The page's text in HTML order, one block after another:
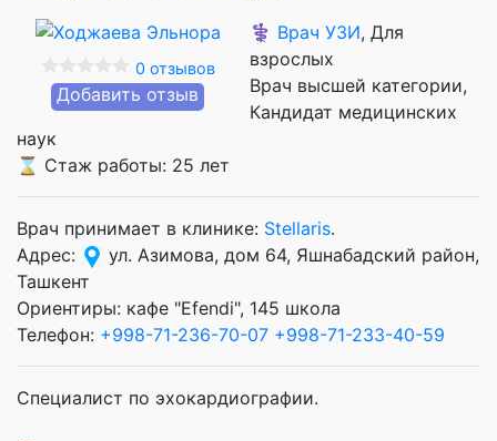
0 отзывов
Добавить отзыв
⚕️ Врач УЗИ, Для
взрослых
Врач высшей категории
Кандидат медицинских
наук
⌛ Стаж работы: 25 лет
Врач принимает в клинике: Stellaris.
Адрес:
ул. Азимова, дом 64, Яшнабадский район,
Ташкент
Ориентиры: кафе "Efendi", 145 школа
Телефон: +998-71-236-70-07 +998-71-233-40-59
Специалист по эхокардиографии.